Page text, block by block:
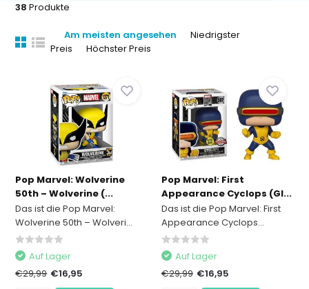
38 Produkte
Am meisten angesehen
Niedrigster
Preis
Höchster Preis
Pop Marvel: Wolverine
50th – Wolverine (...
Das ist die Pop Marvel:
Wolverine 50th – Wolveri...
Auf Lager
€29,99 €16,95
Pop Marvel: First
Appearance Cyclops (Gl...
Das ist die Pop Marvel: First
Appearance Cyclops...
Auf Lager
€29,99 €16,95